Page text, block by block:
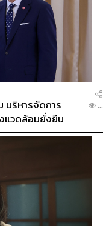
บริหารจัดการ
แวดล้อมยั่งยืน
...